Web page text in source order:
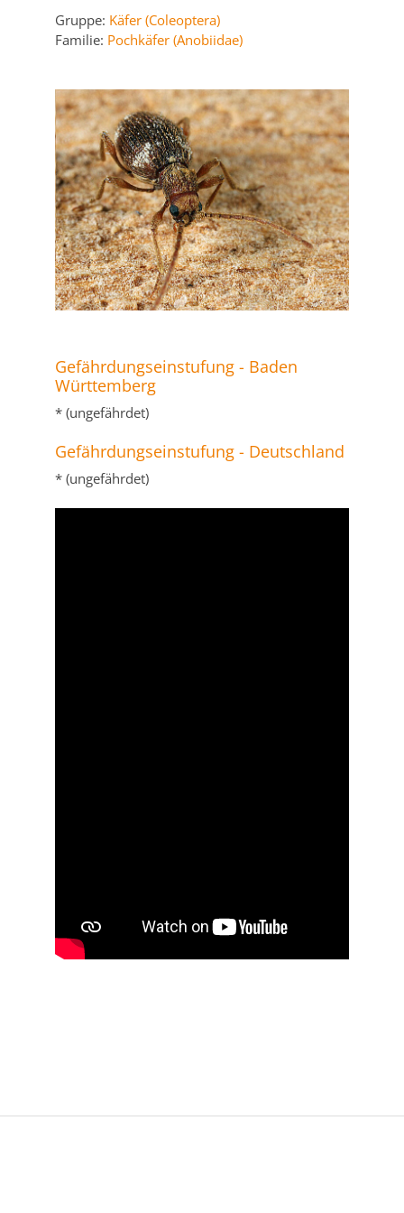
Gruppe: Käfer (Coleoptera)
Familie: Pochkäfer (Anobiidae)
Gefährdungseinstufung - Baden
Württemberg
* (ungefährdet)
Gefährdungseinstufung - Deutschland
* (ungefährdet)